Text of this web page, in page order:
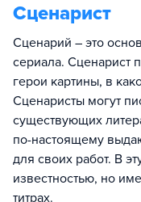
Сценарист
Сценарий – это
сериала. Сценарист
герои картины, в
Сценаристы могут
существующих
по-настоящему
для своих работ. В
известностью, но
титрах.